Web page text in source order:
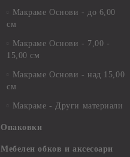
Макраме Основи - до 6,00
см
Макраме Основи - 7,00 -
15,00 см
Макраме Основи - над 15,00
см
Макраме - Други материали
Опаковки
Мебелен обков и аксесоари